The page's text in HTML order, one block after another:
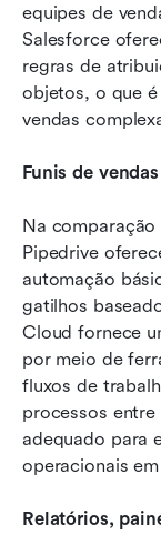
equipes de
Salesforce
regras de
objetos, o que
vendas
Funis de
Na
Pipedrive
automação
gatilhos
Cloud fornece
por meio de
fluxos de
processos
adequado para
operacionais
Relatórios,